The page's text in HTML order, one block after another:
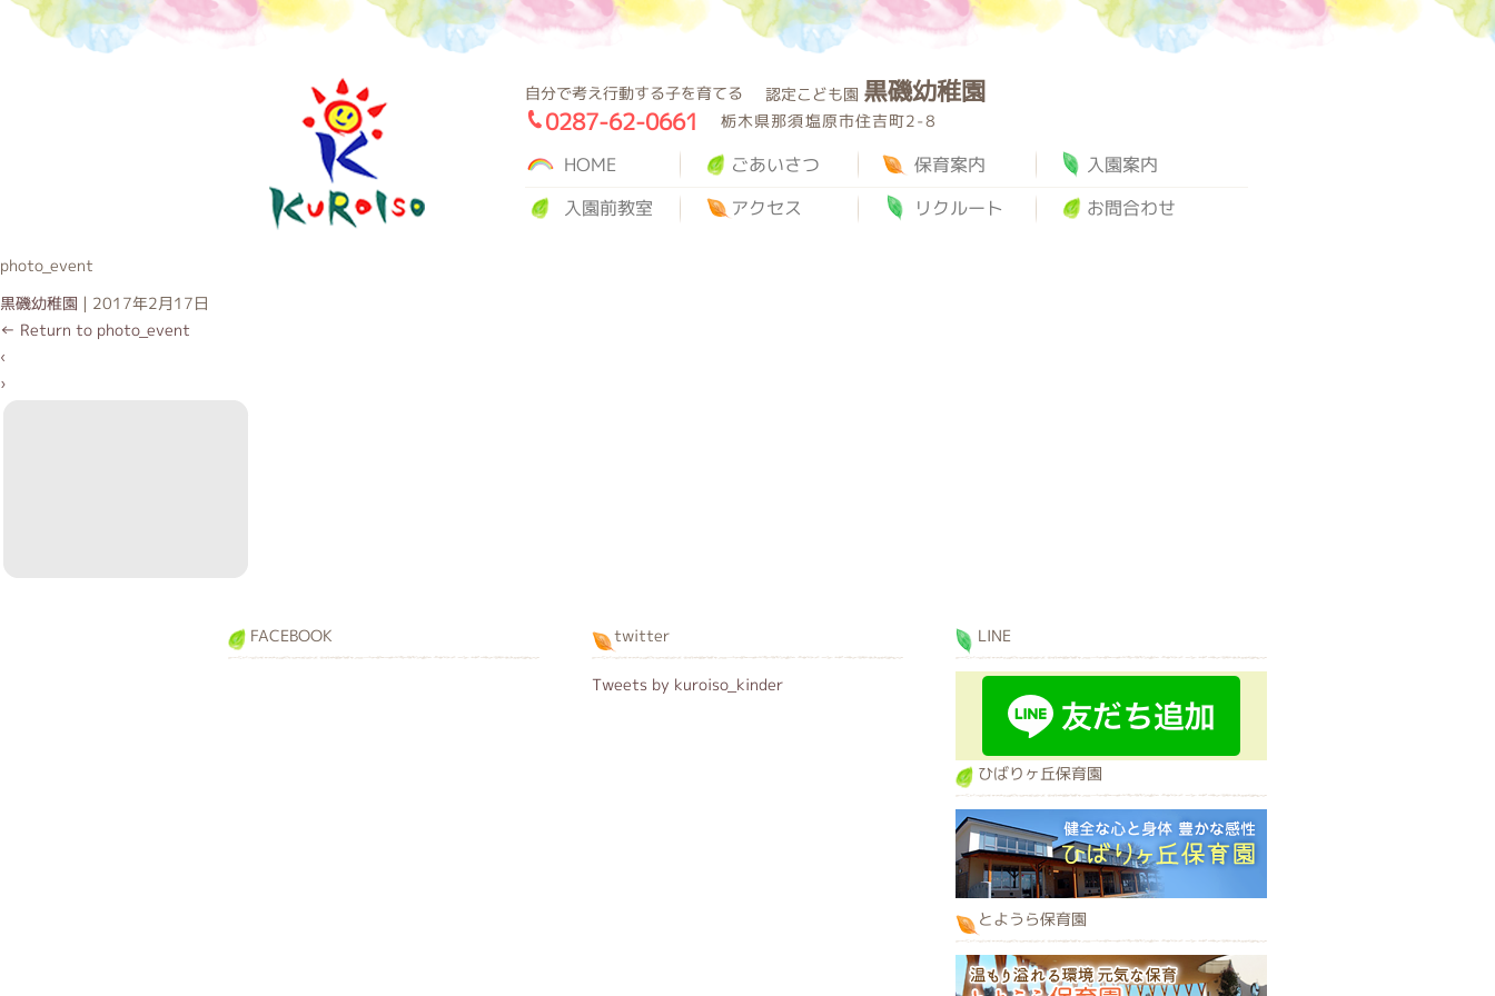
自分で考え行動する子を育てる 認定こども園 黒磯幼稚園
0287-62-0661 栃木県那須塩原市住吉町2-8
HOME ごあいさつ 保育案内
入園案内
入園前教室
アクセス リクルート お問合わせ
photo_event
黒磯幼稚園 | 2017年2月17日
← Return to photo_event
‹
›
FACEBOOK twitter
Tweets by kuroiso_kinder
LINE
ひばりヶ丘保育園
とようら保育園